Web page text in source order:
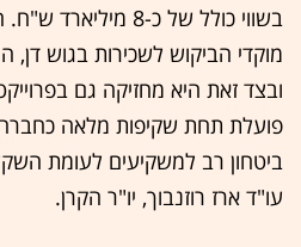
בשווי כולל של כ-8
מוקדי הביקוש לשכירות בגוש דן,
ובצד זאת היא מחזיקה גם
פועלת תחת שקיפות מלאה
ביטחון רב למשקיעים לעומת
עו"ד ארז רוזנבוך, יו"ר הקרן.